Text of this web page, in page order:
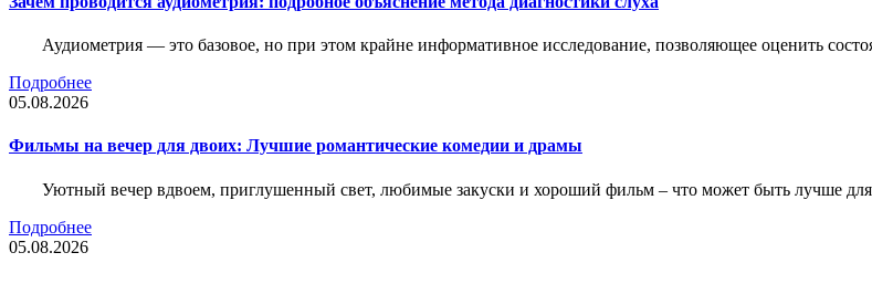
Аудиометрия — это базовое, но при этом крайне информативное исследование, позволяющее оценить
Подробнее
05.08.2026
Фильмы на вечер для двоих: Лучшие романтические комедии и драмы
Уютный вечер вдвоем, приглушенный свет, любимые закуски и хороший фильм – что может быть лучше
Подробнее
05.08.2026